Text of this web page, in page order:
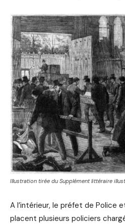
Illustration tirée du Supplément littéraire
A l’intérieur, le préfet de Police
placent plusieurs policiers